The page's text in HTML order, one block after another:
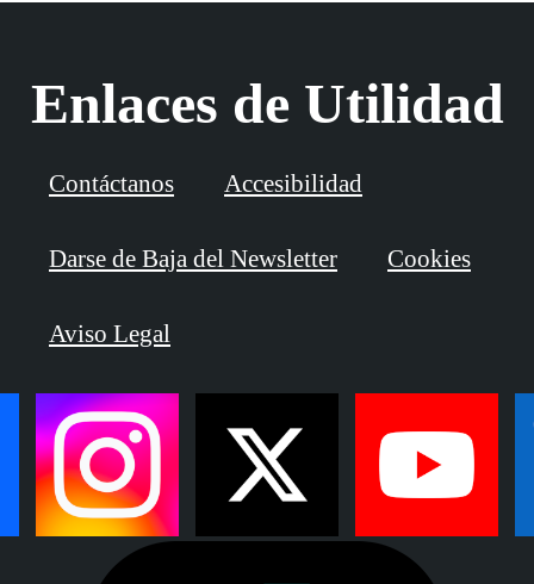
Enlaces de Utilidad
Contáctanos Accesibilidad
Darse de Baja del Newsletter Cookies
Aviso Legal